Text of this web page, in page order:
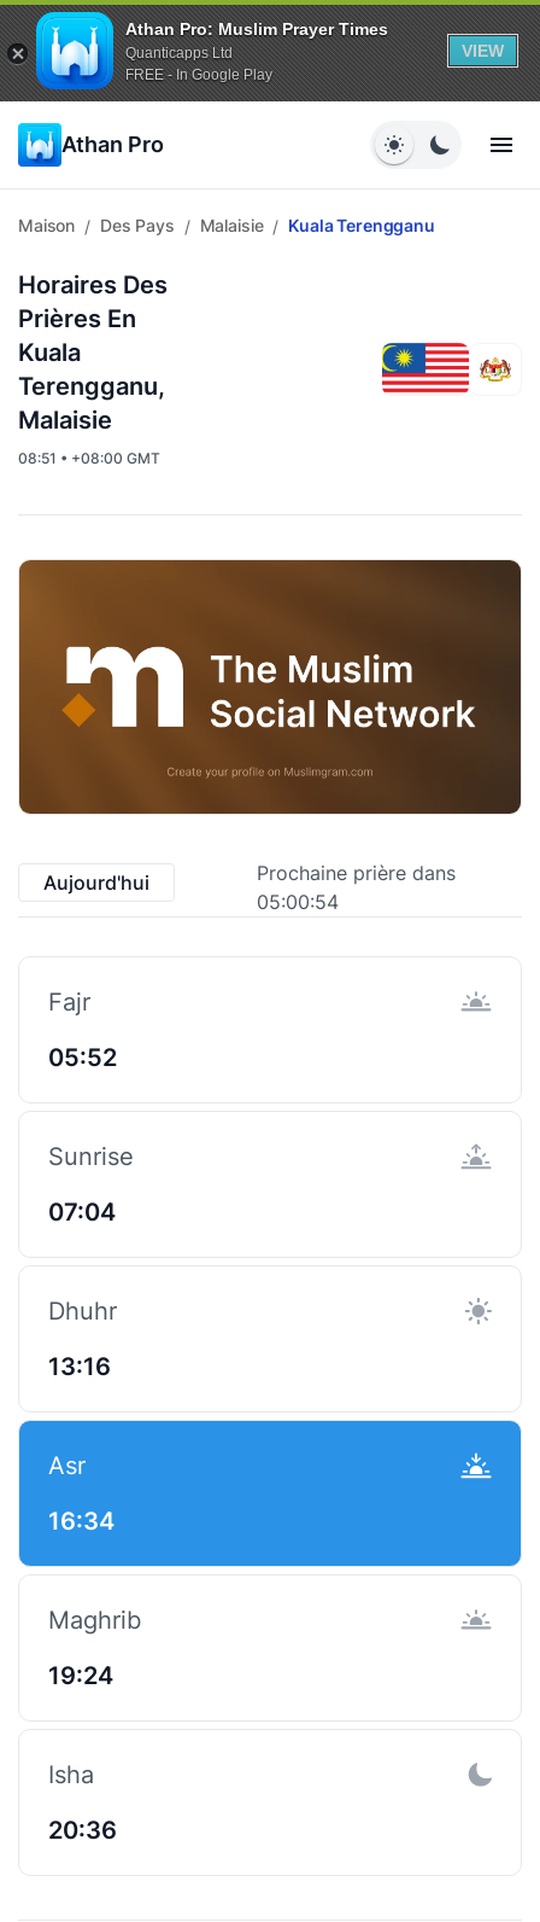
Athan Pro: Muslim Prayer Times
Quanticapps Ltd
FREE - In Google Play
VIEW
Athan Pro
Maison / Des Pays / Malaisie / Kuala Terengganu
Horaires Des
Prières En
Kuala
Terengganu,
Malaisie
08:51 • +08:00 GMT
Aujourd'hui
Prochaine prière dans
05:00:53
Fajr
05:52
Sunrise
07:04
Dhuhr
13:16
Asr
16:34
Maghrib
19:24
Isha
20:36